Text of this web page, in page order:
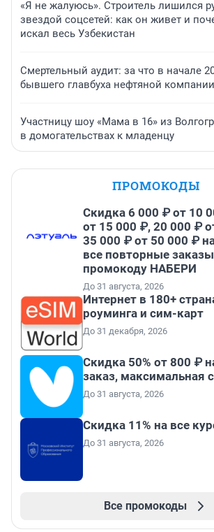
«Я не жалуюсь». Строитель лишился
звездой соцсетей: как он живет и
искал весь Узбекистан
Смертельный аудит: за что в начале
бывшего главбуха нефтяной
Участницу шоу «Мама в 16» из
в домогательствах к младенцу
ПРОМОКОДЫ
Скидка 6 000 ₽ от 10
от 15 000 ₽, 20 000 ₽
35 000 ₽ от 50 000 ₽
все повторные
промокоду НАБЕРИ
До 31 августа, 2026
Интернет в 180+
роуминга и сим-карт
До 31 декабря, 2026
Скидка 50% от 800 ₽
заказ, максимальная
До 31 августа, 2026
Скидка 11% на все
До 31 августа, 2026
Все промокоды